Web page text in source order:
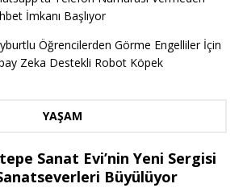
İmkanı Başlıyor
Öğrencilerden Görme Engelliler İçin
Zeka Destekli Robot Köpek
YAŞAM
Sanat Evi’nin Yeni Sergisi
Büyülüyor